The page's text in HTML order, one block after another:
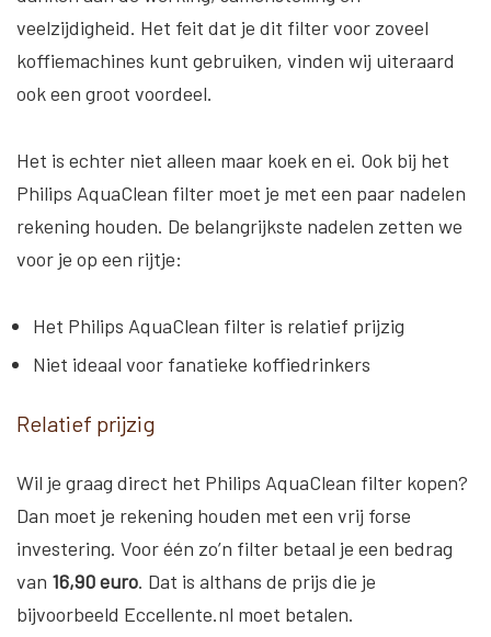
veelzijdigheid. Het feit dat je dit filter voor zoveel
koffiemachines kunt gebruiken, vinden wij uiteraard
ook een groot voordeel.
Het is echter niet alleen maar koek en ei. Ook bij het
Philips AquaClean filter moet je met een paar nadelen
rekening houden. De belangrijkste nadelen zetten we
voor je op een rijtje:
Het Philips AquaClean filter is relatief prijzig
Niet ideaal voor fanatieke koffiedrinkers
Relatief prijzig
Wil je graag direct het Philips AquaClean filter kopen?
Dan moet je rekening houden met een vrij forse
investering. Voor één zo’n filter betaal je een bedrag
van 16,90 euro. Dat is althans de prijs die je
bijvoorbeeld Eccellente.nl moet betalen.